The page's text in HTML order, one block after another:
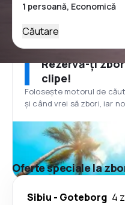
Căutare
Rezervă-ți
clipe!
Folosește motorul de
și când vrei să zbori, iar
Oferte speciale la
Sibiu - Goteborg 4